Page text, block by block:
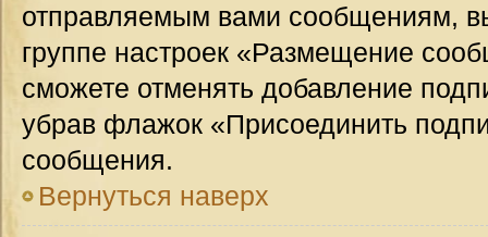
отправляемым вами сообщениям,
группе настроек «Размещение
сможете отменять добавление
убрав флажок «Присоединить
сообщения.
Вернуться наверх